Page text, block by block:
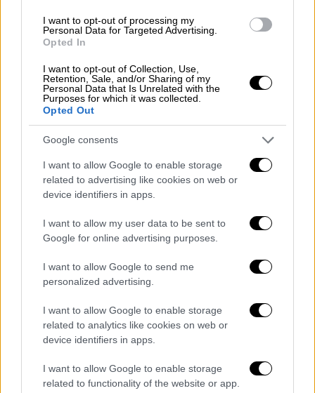
I want to opt-out of processing my
Personal Data for Targeted Advertising.
Opted In
I want to opt-out of Collection, Use,
Retention, Sale, and/or Sharing of my
Personal Data that Is Unrelated with the
Purposes for which it was collected.
Opted Out
Google consents
I want to allow Google to enable storage
related to advertising like cookies on web or
device identifiers in apps.
I want to allow my user data to be sent to
Google for online advertising purposes.
I want to allow Google to send me
personalized advertising.
I want to allow Google to enable storage
related to analytics like cookies on web or
device identifiers in apps.
I want to allow Google to enable storage
related to functionality of the website or app.
ότι αυτό το κομμάτι με τραβάει, το νιώθω
οικείο, είναι σαν το σπίτι μου» λέει και
προσθέτει ότι «όλα τα χρόνια, που αυτοί οι
δύο τομείς βάδιζαν παράλληλα στη ζωή μου,
πάντα έψαχνα τρόπο να τους συνδυάσω.
Παρότι το εγχείρημα έμοιαζε με άλυτο
γρίφο, ωστόσο τελικά κατάφερα να
ενασχόλησή μου πάνω στον τομέα που με
εκφράζει και με γεμίζει
Η πρώτη της επαφή με το Βoccia έγινε στην
Παραολυμπιάδα του 2004 στην Αθήνα, όταν η
συναθλήτριά της Μέλπω στην Αθήνα για να
παρακολουθήσουν αγώνες για πέντε ημέρες.
«Μετά από αυτή την επαφή μας με το boccia,
τα παιδιά που συμμετείχαμε στην αποστολή,
άρχισαν να παίζουν στη
προπονούνται με τη δική μου εμπλοκή στον
αθλητικό σύλλογο "Αετοί Θεσσαλονίκης"».